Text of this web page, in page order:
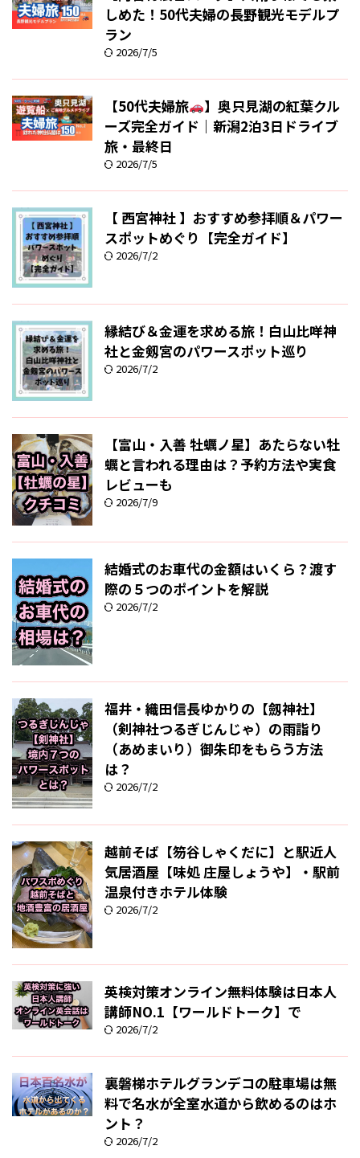
しめた！50代夫婦の長野観光モデルプ
ラン
2026/7/5
【50代夫婦旅
】奥只見湖の紅葉クル
ーズ完全ガイド｜新潟2泊3日ドライブ
旅・最終日
2026/7/5
【 西宮神社 】おすすめ参拝順＆パワー
スポットめぐり【完全ガイド】
2026/7/2
縁結び＆金運を求める旅！白山比咩神
社と金剱宮のパワースポット巡り
2026/7/2
【富山・入善 牡蠣ノ星】あたらない牡
蠣と言われる理由は？予約方法や実食
レビューも
2026/7/9
結婚式のお車代の金額はいくら？渡す
際の５つのポイントを解説
2026/7/2
福井・織田信長ゆかりの【劔神社】
（剣神社つるぎじんじゃ）の雨詣り
（あめまいり）御朱印をもらう方法
は？
2026/7/2
越前そば【笏谷しゃくだに】と駅近人
気居酒屋【味処 庄屋しょうや】・駅前
温泉付きホテル体験
2026/7/2
英検対策オンライン無料体験は日本人
講師NO.1【ワールドトーク】で
2026/7/2
裏磐梯ホテルグランデコの駐車場は無
料で名水が全室水道から飲めるのはホ
ント？
2026/7/2